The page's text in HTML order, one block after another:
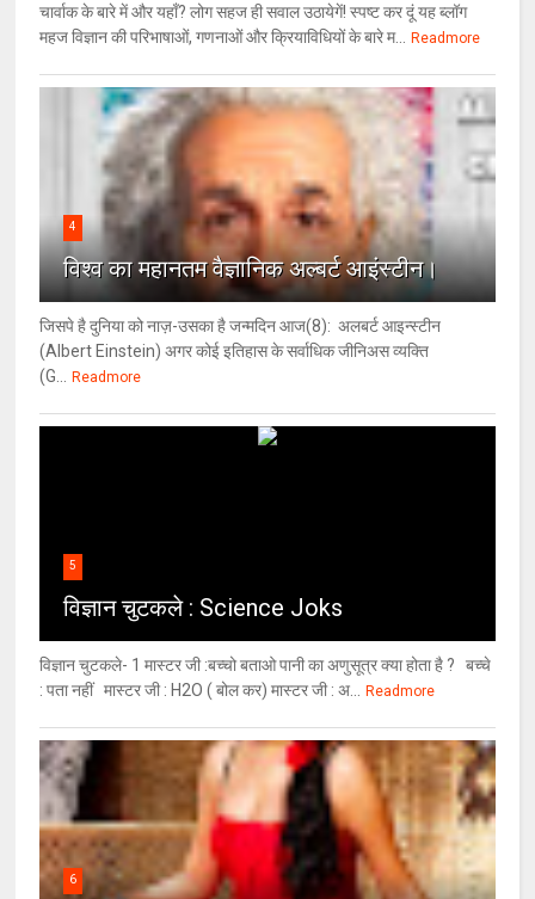
चार्वाक के बारे में और यहाँ? लोग सहज ही सवाल उठायेगें! स्पष्ट कर दूं यह ब्लॉग
महज विज्ञान की परिभाषाओं, गणनाओं और क्रियाविधियों के बारे म...
Readmore
4
विश्‍व का महानतम वैज्ञानिक अल्बर्ट आइंस्टीन।
जिसपे है दुनिया को नाज़-उसका है जन्मदिन आज(8): अलबर्ट आइन्स्टीन
(Albert Einstein) अगर कोई इतिहास के सर्वाधिक जीनिअस व्यक्ति
(G...
Readmore
5
विज्ञान चुटकले : Science Joks
विज्ञान चुटकले- 1 मास्टर जी :बच्चो बताओ पानी का अणुसूत्र क्या होता है ? बच्चे
: पता नहीं मास्टर जी : H2O ( बोल कर) मास्टर जी : अ...
Readmore
6